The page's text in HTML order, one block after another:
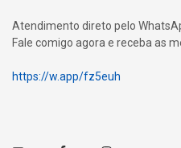
Atendimento direto pelo
Fale comigo agora e receba as
https://w.app/fz5euh